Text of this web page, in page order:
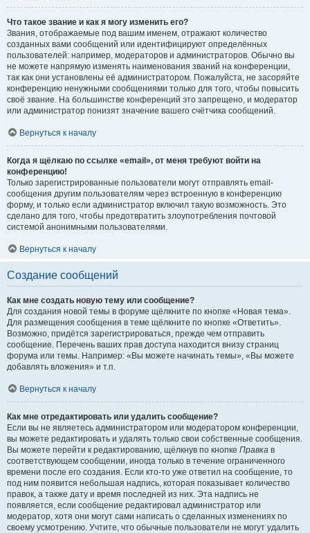
Что такое звание и как я могу изменить его?
Звания, отображаемые под вашим именем, отражают количество
созданных вами сообщений или идентифицируют определённых
пользователей: например, модераторов и администраторов. Обычно вы
не можете напрямую изменять наименования званий на конференции,
так как они установлены её администратором. Пожалуйста, не засоряйте
конференцию ненужными сообщениями только для того, чтобы повысить
своё звание. На большинстве конференций это запрещено, и модератор
или администратор понизят значение вашего счётчика сообщений.
Вернуться к началу
Когда я щёлкаю по ссылке «email», от меня требуют войти на
конференцию!
Только зарегистрированные пользователи могут отправлять email-
сообщения другим пользователям через встроенную в конференцию
форму, и только если администратор включил такую возможность. Это
сделано для того, чтобы предотвратить злоупотребления почтовой
системой анонимными пользователями.
Вернуться к началу
Создание сообщений
Как мне создать новую тему или сообщение?
Для создания новой темы в форуме щёлкните по кнопке «Новая тема».
Для размещения сообщения в теме щёлкните по кнопке «Ответить».
Возможно, придётся зарегистрироваться, прежде чем отправить
сообщение. Перечень ваших прав доступа находится внизу страниц
форума или темы. Например: «Вы можете начинать темы», «Вы можете
добавлять вложения» и т.п.
Вернуться к началу
Как мне отредактировать или удалить сообщение?
Если вы не являетесь администратором или модератором конференции,
вы можете редактировать и удалять только свои собственные сообщения.
Вы можете перейти к редактированию, щёлкнув по кнопке Правка в
соответствующем сообщении, иногда только в течение ограниченного
времени после его создания. Если кто-то уже ответил на сообщение, то
под ним появится небольшая надпись, которая показывает количество
правок, а также дату и время последней из них. Эта надпись не
появляется, если сообщение редактировал администратор или
модератор, хотя они могут сами написать о сделанных изменениях по
своему усмотрению. Учтите, что обычные пользователи не могут удалить